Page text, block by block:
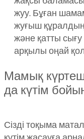
жуу. Бұған
жуғыш
және қатты
арқылы оңай қол
Мамық
да күтім
Сізді тоқыма